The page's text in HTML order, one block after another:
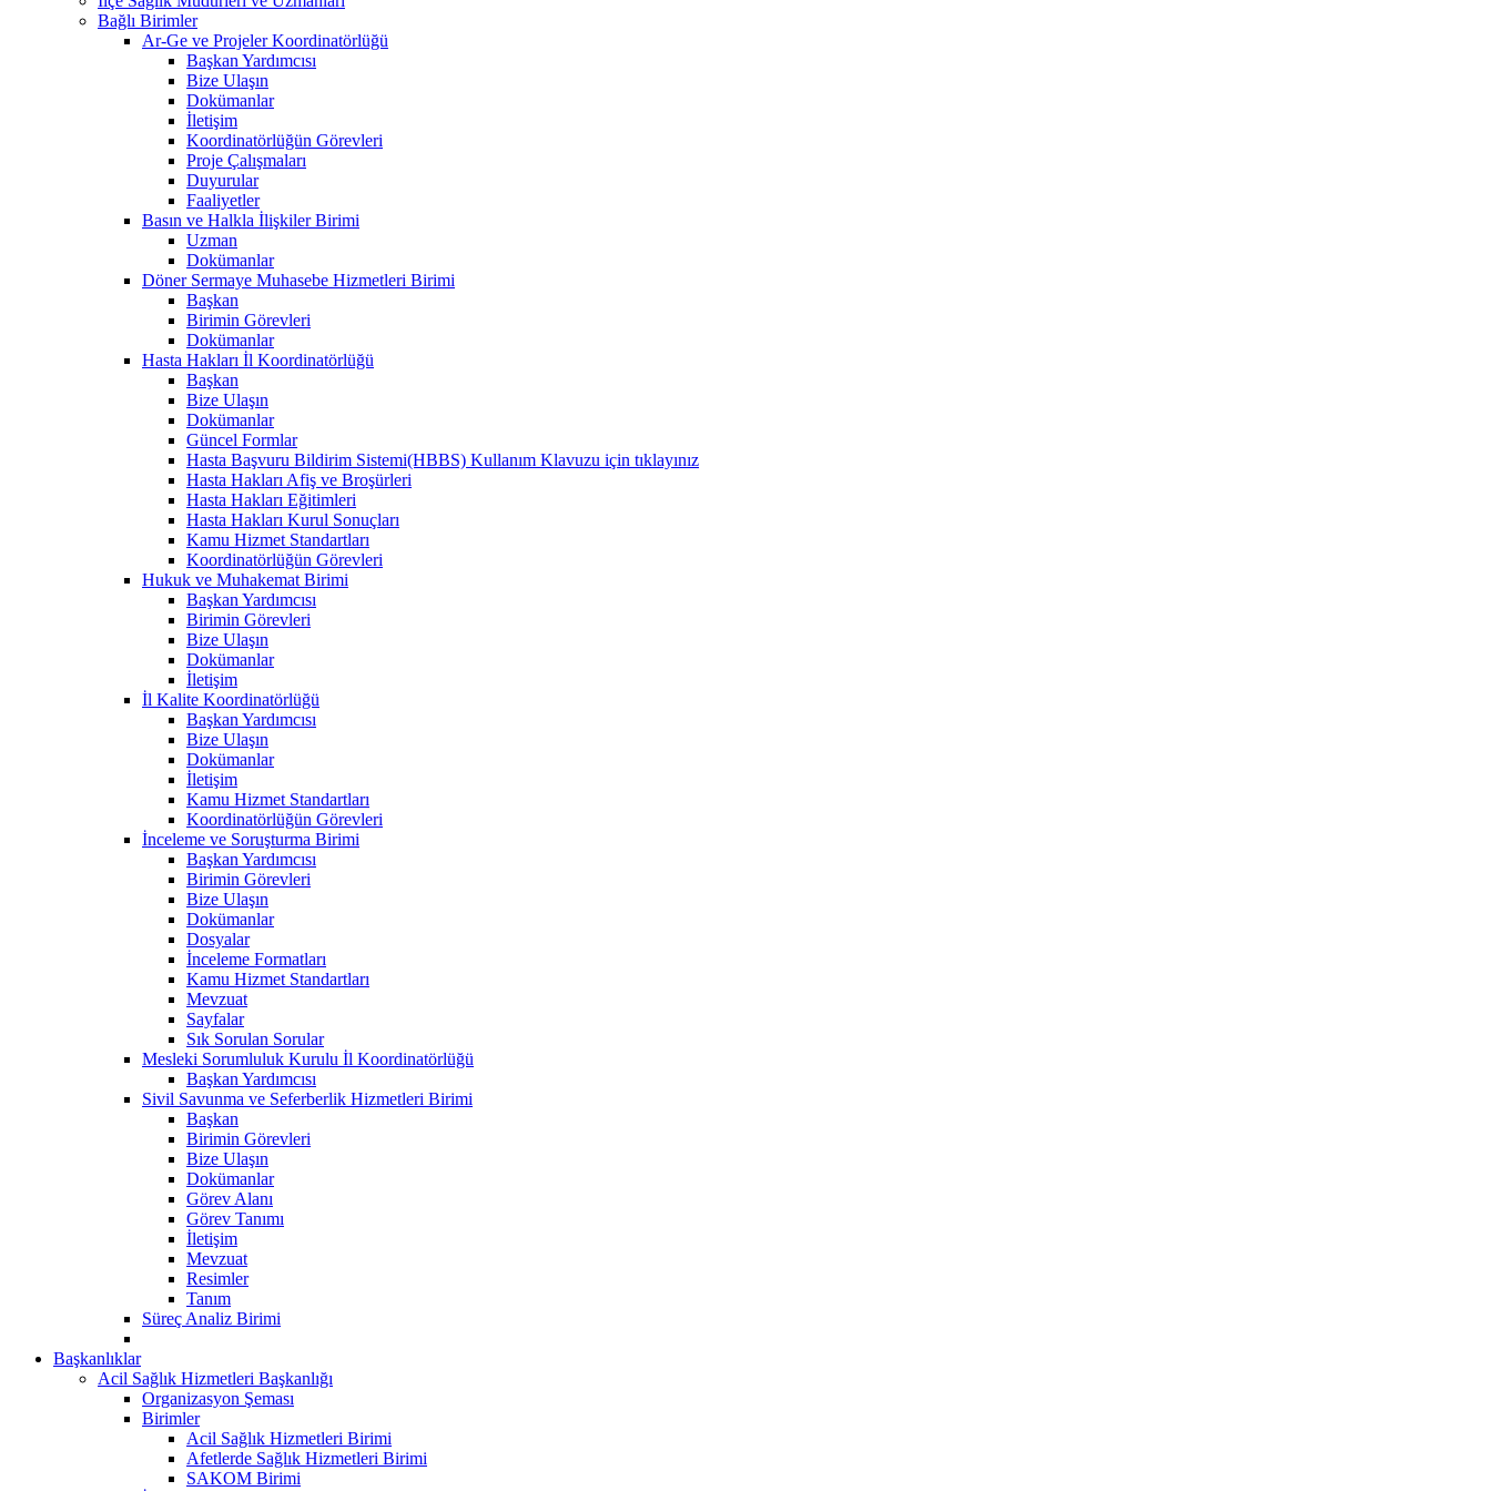
Bağlı Birimler
Ar-Ge ve Projeler Koordinatörlüğü
Başkan Yardımcısı
Bize Ulaşın
Dokümanlar
İletişim
Koordinatörlüğün Görevleri
Proje Çalışmaları
Duyurular
Faaliyetler
Basın ve Halkla İlişkiler Birimi
Uzman
Dokümanlar
Döner Sermaye Muhasebe Hizmetleri Birimi
Başkan
Birimin Görevleri
Dokümanlar
Hasta Hakları İl Koordinatörlüğü
Başkan
Bize Ulaşın
Dokümanlar
Güncel Formlar
Hasta Başvuru Bildirim Sistemi(HBBS) Kullanım Klavuzu için tıklayınız
Hasta Hakları Afiş ve Broşürleri
Hasta Hakları Eğitimleri
Hasta Hakları Kurul Sonuçları
Kamu Hizmet Standartları
Koordinatörlüğün Görevleri
Hukuk ve Muhakemat Birimi
Başkan Yardımcısı
Birimin Görevleri
Bize Ulaşın
Dokümanlar
İletişim
İl Kalite Koordinatörlüğü
Başkan Yardımcısı
Bize Ulaşın
Dokümanlar
İletişim
Kamu Hizmet Standartları
Koordinatörlüğün Görevleri
İnceleme ve Soruşturma Birimi
Başkan Yardımcısı
Birimin Görevleri
Bize Ulaşın
Dokümanlar
Dosyalar
İnceleme Formatları
Kamu Hizmet Standartları
Mevzuat
Sayfalar
Sık Sorulan Sorular
Mesleki Sorumluluk Kurulu İl Koordinatörlüğü
Başkan Yardımcısı
Sivil Savunma ve Seferberlik Hizmetleri Birimi
Başkan
Birimin Görevleri
Bize Ulaşın
Dokümanlar
Görev Alanı
Görev Tanımı
İletişim
Mevzuat
Resimler
Tanım
Süreç Analiz Birimi
Başkanlıklar
Acil Sağlık Hizmetleri Başkanlığı
Organizasyon Şeması
Birimler
Acil Sağlık Hizmetleri Birimi
Afetlerde Sağlık Hizmetleri Birimi
SAKOM Birimi